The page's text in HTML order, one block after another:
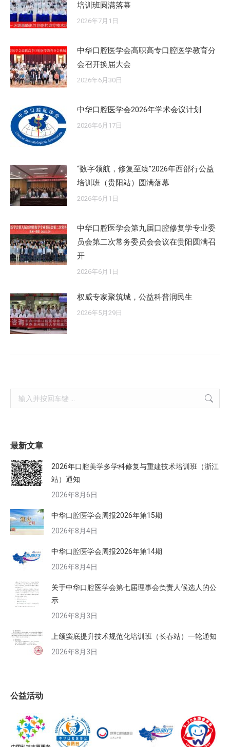
培训班圆满落幕
2026年7月1日
中华口腔医学会高职高专口腔医学教育分
会召开换届大会
2026年6月30日
中华口腔医学会2026年学术会议计划
2026年6月17日
“数字领航，修复至臻”2026年西部行公益
培训班（贵阳站）圆满落幕
2026年6月1日
中华口腔医学会第九届口腔修复学专业委
员会第二次常务委员会会议在贵阳圆满召
开
2026年6月1日
权威专家聚筑城，公益科普润民生
2026年5月29日
Search:
最新文章
2026年口腔美学多学科修复与重建技术培训班（浙江
站）通知
2026年8月6日
中华口腔医学会周报2026年第15期
2026年8月4日
中华口腔医学会周报2026年第14期
2026年8月4日
关于中华口腔医学会第七届理事会负责人候选人的公
示
2026年8月3日
上颌窦底提升技术规范化培训班（长春站）一轮通知
2026年8月3日
公益活动